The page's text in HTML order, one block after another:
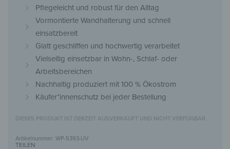
Pflegeleicht und robust für den Alltag
Vormontierte Wandhalterung und schnell
einsatzbereit
Glatt geschliffen und hochwertig verarbeitet
Vielseitig einsetzbar in Wohn-, Schlaf- oder
Arbeitsbereichen
Nachhaltig produziert mit 100 % Ökostrom
Käufer*innenschutz bei jeder Bestellung
DIESES PRODUKT IST DERZEIT AUSVERKAUFT UND NICHT VERFÜGBAR.
WP-5393-UV
TEILEN